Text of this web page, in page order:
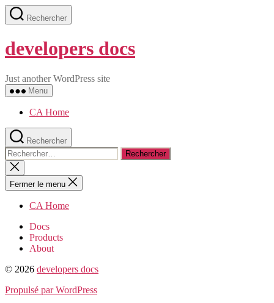
Aller
au
Rechercher
developers docs
Just another WordPress site
Menu
CA Home
Rechercher
Rechercher :
Fermer
la
recherche
Fermer le menu
CA Home
Docs
Products
About
© 2026 developers docs
Propulsé par WordPress